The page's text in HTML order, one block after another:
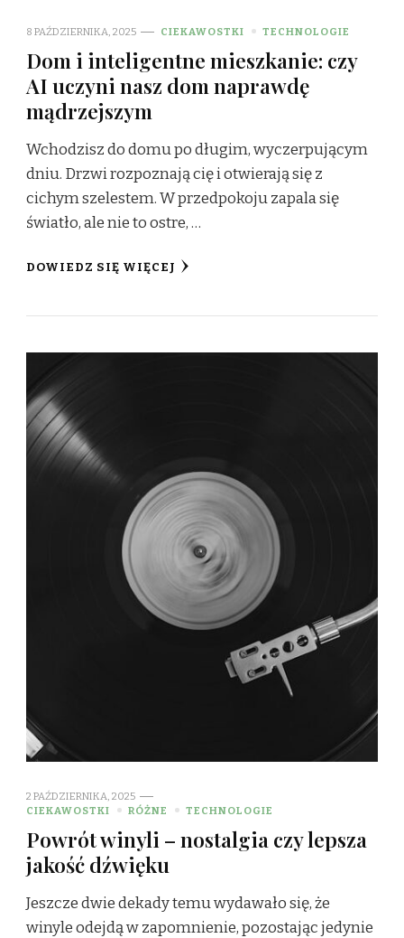
8 PAŹDZIERNIKA, 2025 CIEKAWOSTKI TECHNOLOGIE
Dom i inteligentne mieszkanie: czy
AI uczyni nasz dom naprawdę
mądrzejszym
Wchodzisz do domu po długim, wyczerpującym
dniu. Drzwi rozpoznają cię i otwierają się z
cichym szelestem. W przedpokoju zapala się
światło, ale nie to ostre, …
DOWIEDZ SIĘ WIĘCEJ
2 PAŹDZIERNIKA, 2025
CIEKAWOSTKI
RÓŻNE TECHNOLOGIE
Powrót winyli – nostalgia czy lepsza
jakość dźwięku
Jeszcze dwie dekady temu wydawało się, że
winyle odejdą w zapomnienie, pozostając jedynie